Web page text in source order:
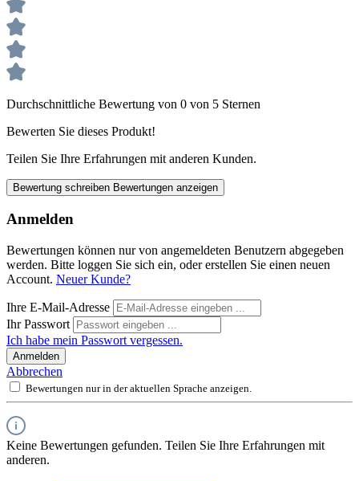
Durchschnittliche Bewertung von 0 von 5 Sternen
Bewerten Sie dieses Produkt!
Teilen Sie Ihre Erfahrungen mit anderen Kunden.
Bewertung schreiben Bewertungen anzeigen
Anmelden
Bewertungen können nur von angemeldeten Benutzern abgegeben
werden. Bitte loggen Sie sich ein, oder erstellen Sie einen neuen
Account. Neuer Kunde?
Ihre E-Mail-Adresse
Ihr Passwort
Ich habe mein Passwort vergessen.
Anmelden
Abbrechen
Bewertungen nur in der aktuellen Sprache anzeigen.
Keine Bewertungen gefunden. Teilen Sie Ihre Erfahrungen mit
anderen.